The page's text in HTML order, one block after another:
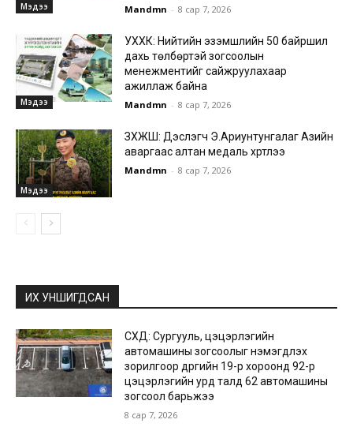
Мэдээ Mandmn - 8 сар 7, 2026
Мэдээ
УХХК: Нийтийн эзэмшлийн 50 байршил
дахь төлбөртэй зогсоолын
менежментийг сайжруулахаар
ажиллаж байна
Mandmn - 8 сар 7, 2026
Мэдээ
ЗХЖШ: Дэслэгч Э.Ариунтунгалаг Азийн
аваргаас алтан медаль хүртлээ
Mandmn - 8 сар 7, 2026
ИХ УНШИГДСАН
СХД: Сургууль, цэцэрлэгийн
автомашины зогсоолыг нэмэгдүүлэх
зорилгоор дүүргийн 19-р хороонд 92-р
цэцэрлэгийн урд талд 62 автомашины
зогсоол барьжээ
8 сар 7, 2026